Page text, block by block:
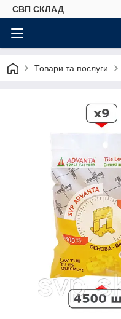
СВП СКЛАД
Товари та послуги